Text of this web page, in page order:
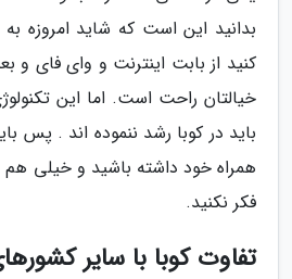
بدانید این است که شاید امروزه
کنید از بابت اینترنت و وای فای و
خیالتان راحت است. اما این
باید در کوبا رشد ننموده اند . پس
همراه خود داشته باشید و خیلی هم
فکر نکنید.
تفاوت کوبا با سایر